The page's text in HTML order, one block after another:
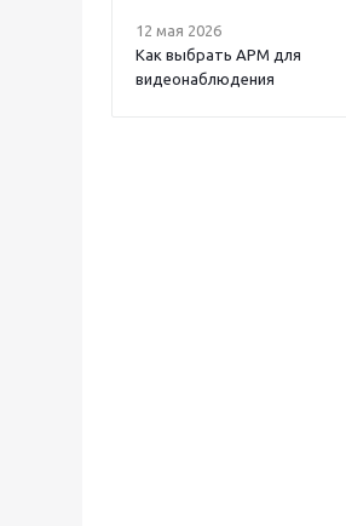
12 мая 2026
Как выбрать APM для
видеонаблюдения